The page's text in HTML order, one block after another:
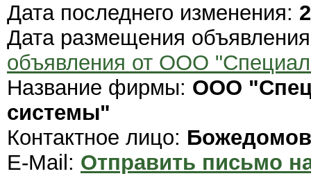
Дата последнего изменения:
Дата размещения
объявления от ООО
Название фирмы: ООО
системы"
Контактное лицо:
E-Mail: Отправить письмо